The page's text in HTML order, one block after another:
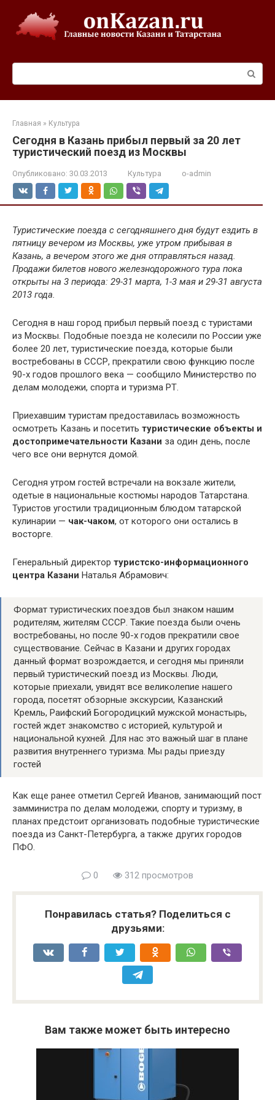
контенту
Главная » Культура
Сегодня в Казань прибыл первый за 20 лет
туристический поезд из Москвы
Опубликовано: 30.03.2013 Культура o-admin
Туристические поезда с сегодняшнего дня будут ездить в
пятницу вечером из Москвы, уже утром прибывая в
Казань, а вечером этого же дня отправляться назад.
Продажи билетов нового железнодорожного тура пока
открыты на 3 периода: 29-31 марта, 1-3 мая и 29-31 августа
2013 года.
Сегодня в наш город прибыл первый поезд с туристами
из Москвы. Подобные поезда не колесили по России уже
более 20 лет, туристические поезда, которые были
востребованы в СССР, прекратили свою функцию после
90-х годов прошлого века — сообщило Министерство по
делам молодежи, спорта и туризма РТ.
Приехавшим туристам предоставилась возможность
осмотреть Казань и посетить туристические объекты и
достопримечательности Казани за один день, после
чего все они вернутся домой.
Сегодня утром гостей встречали на вокзале жители,
одетые в национальные костюмы народов Татарстана.
Туристов угостили традиционным блюдом татарской
кулинарии — чак-чаком, от которого они остались в
восторге.
Генеральный директор туристско-информационного
центра Казани Наталья Абрамович:
Формат туристических поездов был знаком нашим
родителям, жителям СССР. Такие поезда были очень
востребованы, но после 90-х годов прекратили свое
существование. Сейчас в Казани и других городах
данный формат возрождается, и сегодня мы приняли
первый туристический поезд из Москвы. Люди,
которые приехали, увидят все великолепие нашего
города, посетят обзорные экскурсии, Казанский
Кремль, Раифский Богородицкий мужской монастырь,
гостей ждет знакомство с историей, культурой и
национальной кухней. Для нас это важный шаг в плане
развития внутреннего туризма. Мы рады приезду
гостей
Как еще ранее отметил Сергей Иванов, занимающий пост
замминистра по делам молодежи, спорту и туризму, в
планах предстоит организовать подобные туристические
поезда из Санкт-Петербурга, а также других городов
ПФО.
0 312 просмотров
Понравилась статья? Поделиться с
друзьями:
Вам также может быть интересно